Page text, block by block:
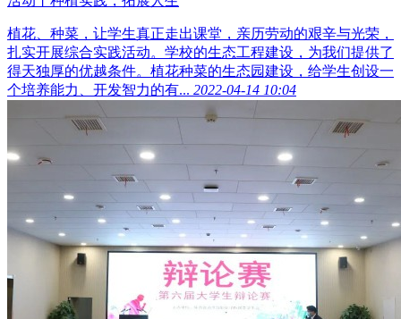
植花、种菜，让学生真正走出课堂，亲历劳动的艰辛与光荣，
扎实开展综合实践活动。学校的生态工程建设，为我们提供了
得天独厚的优越条件。植花种菜的生态园建设，给学生创设一
个培养能力、开发智力的有... 2022-04-14 10:04